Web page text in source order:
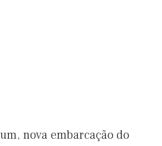
nova embarcação do